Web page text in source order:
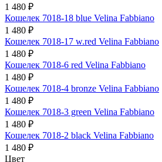
1 480 ₽
Кошелек 7018-18 blue Velina Fabbiano
1 480 ₽
Кошелек 7018-17 w.red Velina Fabbiano
1 480 ₽
Кошелек 7018-6 red Velina Fabbiano
1 480 ₽
Кошелек 7018-4 bronze Velina Fabbiano
1 480 ₽
Кошелек 7018-3 green Velina Fabbiano
1 480 ₽
Кошелек 7018-2 black Velina Fabbiano
1 480 ₽
Цвет